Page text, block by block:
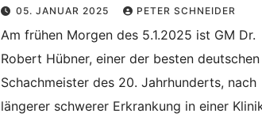
05. JANUAR 2025 PETER SCHNEIDER
Am frühen Morgen des 5.1.2025 ist GM Dr.
Robert Hübner, einer der besten deutschen
Schachmeister des 20. Jahrhunderts, nach
längerer schwerer Erkrankung in einer